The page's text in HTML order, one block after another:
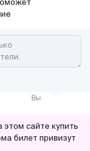
Вы
этом сайте купить
билет привизут